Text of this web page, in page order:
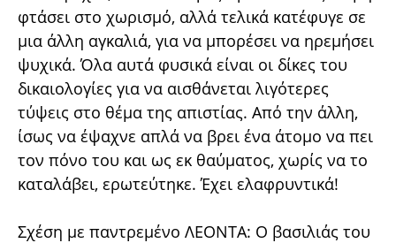
φτάσει στο χωρισμό, αλλά τελικά κατέφυγε σε
μια άλλη αγκαλιά, για να μπορέσει να ηρεμήσει
ψυχικά. Όλα αυτά φυσικά είναι οι δίκες του
δικαιολογίες για να αισθάνεται λιγότερες
τύψεις στο θέμα της απιστίας. Από την άλλη,
ίσως να έψαχνε απλά να βρει ένα άτομο να πει
τον πόνο του και ως εκ θαύματος, χωρίς να το
καταλάβει, ερωτεύτηκε. Έχει ελαφρυντικά!
Σχέση με παντρεμένο ΛΕΟΝΤΑ: Ο βασιλιάς του